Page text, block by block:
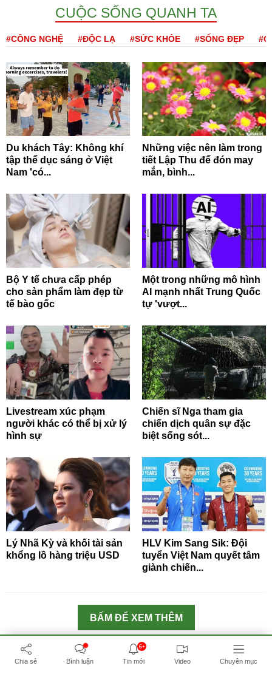
CUỘC SỐNG QUANH TA
#CÔNG NGHỆ #ĐỘC LẠ #SỨC KHỎE #SỐNG ĐẸP
Du khách Tây: Không khí
tập thể dục sáng ở Việt
Nam 'có...
Những việc nên làm trong
tiết Lập Thu để đón may
mắn, bình...
Bộ Y tế chưa cấp phép
cho sản phẩm làm đẹp từ
tế bào gốc
Một trong những mô hình
AI mạnh nhất Trung Quốc
tự 'vượt...
Livestream xúc phạm
người khác có thể bị xử lý
hình sự
Chiến sĩ Nga tham gia
chiến dịch quân sự đặc
biệt sống sót...
Lý Nhã Kỳ và khối tài sản
khổng lồ hàng triệu USD
HLV Kim Sang Sik: Đội
tuyển Việt Nam quyết tâm
giành chiến...
BẤM ĐỂ XEM THÊM
THƯ VIỆN MEDIA
Chia sẻ Bình luận
6+
Tin mới Video Chuyên mục